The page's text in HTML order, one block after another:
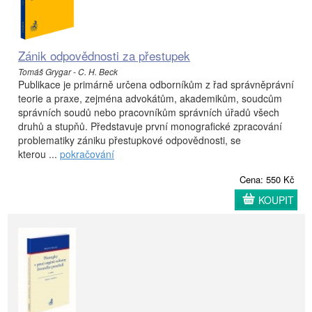
Zánik odpovědnosti za přestupek
Tomáš Grygar - C. H. Beck
Publikace je primárně určena odborníkům z řad správněprávní
teorie a praxe, zejména advokátům, akademikům, soudcům
správních soudů nebo pracovníkům správních úřadů všech
druhů a stupňů. Představuje první monografické zpracování
problematiky zániku přestupkové odpovědnosti, se
kterou ... pokračování
Cena: 550 Kč
KOUPIT